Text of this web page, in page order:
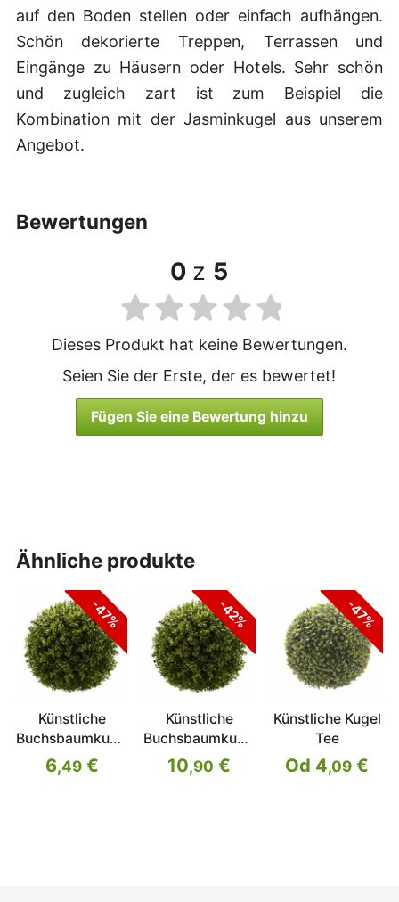
auf den Boden stellen oder einfach aufhängen.
Schön dekorierte Treppen, Terrassen und
Eingänge zu Häusern oder Hotels. Sehr schön
und zugleich zart ist zum Beispiel die
Kombination mit der Jasminkugel aus unserem
Angebot.
bewertungen
0 z 5
Dieses Produkt hat keine Bewertungen.
Seien Sie der Erste, der es bewertet!
Fügen Sie eine Bewertung hinzu
ähnliche produkte
-47%
Künstliche
Buchsbaumkugel
38 cm
6,49€
-42%
Künstliche
Buchsbaumkugel
45 cm
10,90 €
-47%
Künstliche Kugel
Tee
Od 4,09 €